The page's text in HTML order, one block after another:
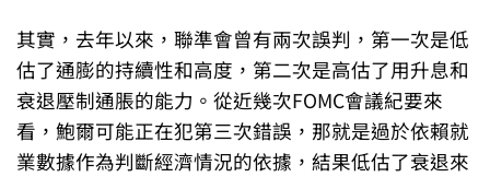
其實，去年以來，聯準會曾有兩次誤判，第一次是低
估了通膨的持續性和高度，第二次是高估了用升息和
衰退壓制通脹的能力。從近幾次FOMC會議紀要來
看，鮑爾可能正在犯第三次錯誤，那就是過於依賴就
業數據作為判斷經濟情況的依據，結果低估了衰退來